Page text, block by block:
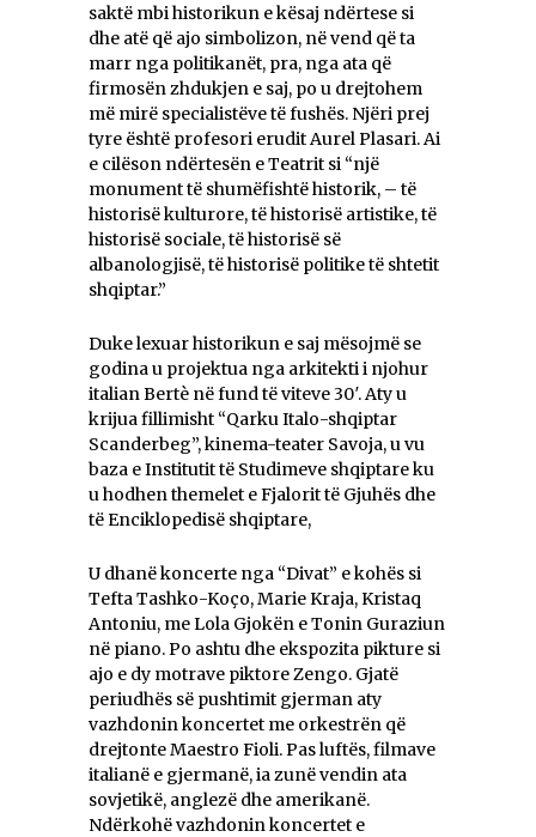
saktë mbi historikun e kësaj ndërtese si
dhe atë që ajo simbolizon, në vend që ta
marr nga politikanët, pra, nga ata që
firmosën zhdukjen e saj, po u drejtohem
më mirë specialistëve të fushës. Njëri prej
tyre është profesori erudit Aurel Plasari. Ai
e cilëson ndërtesën e Teatrit si “një
monument të shumëfishtë historik, – të
historisë kulturore, të historisë artistike, të
historisë sociale, të historisë së
albanologjisë, të historisë politike të shtetit
shqiptar.”
Duke lexuar historikun e saj mësojmë se
godina u projektua nga arkitekti i njohur
italian Bertè në fund të viteve 30′. Aty u
krijua fillimisht “Qarku Italo-shqiptar
Scanderbeg”, kinema-teater Savoja, u vu
baza e Institutit të Studimeve shqiptare ku
u hodhen themelet e Fjalorit të Gjuhës dhe
të Enciklopedisë shqiptare,
U dhanë koncerte nga “Divat” e kohës si
Tefta Tashko-Koço, Marie Kraja, Kristaq
Antoniu, me Lola Gjokën e Tonin Guraziun
në piano. Po ashtu dhe ekspozita pikture si
ajo e dy motrave piktore Zengo. Gjatë
periudhës së pushtimit gjerman aty
vazhdonin koncertet me orkestrën që
drejtonte Maestro Fioli. Pas luftës, filmave
italianë e gjermanë, ia zunë vendin ata
sovjetikë, anglezë dhe amerikanë.
Ndërkohë vazhdonin koncertet e